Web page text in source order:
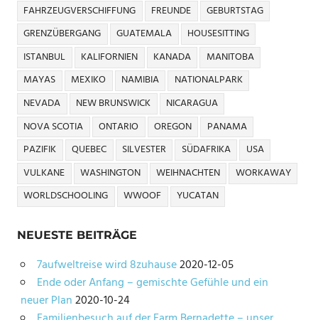
FAHRZEUGVERSCHIFFUNG
FREUNDE
GEBURTSTAG
GRENZÜBERGANG
GUATEMALA
HOUSESITTING
ISTANBUL
KALIFORNIEN KANADA
MANITOBA
MAYAS
MEXIKO NAMIBIA
NATIONALPARK
NEVADA
NEW BRUNSWICK
NICARAGUA
NOVA SCOTIA
ONTARIO OREGON
PANAMA
PAZIFIK
QUEBEC SILVESTER SÜDAFRIKA
USA
VULKANE
WASHINGTON WEIHNACHTEN
WORKAWAY
WORLDSCHOOLING
WWOOF YUCATAN
NEUESTE BEITRÄGE
7aufweltreise wird 8zuhause2020-12-05
Ende oder Anfang – gemischte Gefühle und ein
neuer Plan2020-10-24